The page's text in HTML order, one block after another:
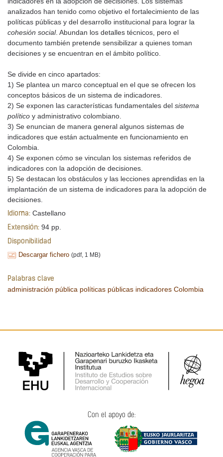
analizados han tenido como objetivo el fortalecimiento de las
políticas públicas y del desarrollo institucional para lograr la
cohesión social. Abundan los detalles técnicos, pero el
documento también pretende sensibilizar a quienes toman
decisiones y se encuentran en el ámbito político.
Se divide en cinco apartados:
1) Se plantea un marco conceptual en el que se ofrecen los
conceptos básicos de un sistema de indicadores.
2) Se exponen las características fundamentales del sistema
político y administrativo colombiano.
3) Se enuncian de manera general algunos sistemas de
indicadores que están actualmente en funcionamiento en
Colombia.
4) Se exponen cómo se vinculan los sistemas referidos de
indicadores con la adopción de decisiones.
5) Se destacan los obstáculos y las lecciones aprendidas en la
implantación de un sistema de indicadores para la adopción de
decisiones.
Idioma: Castellano
Extensión: 94 pp.
Disponibilidad
Descargar fichero (pdf, 1 MB)
Palabras clave
administración pública políticas públicas indicadores Colombia
Con el apoyo de: